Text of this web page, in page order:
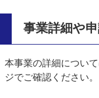
事業詳細や
本事業の詳細につい
ジでご確認ください。